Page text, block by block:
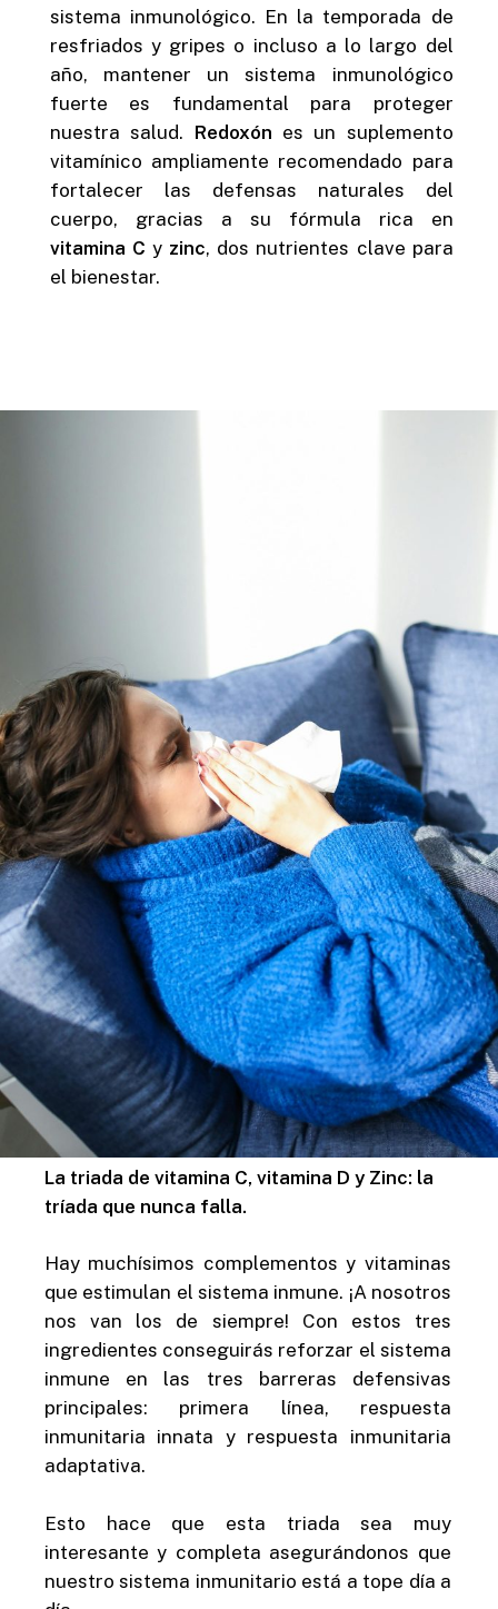
sistema inmunológico. En la temporada de
resfriados y gripes o incluso a lo largo del
año, mantener un sistema inmunológico
fuerte es fundamental para proteger
nuestra salud. Redoxón es un suplemento
vitamínico ampliamente recomendado para
fortalecer las defensas naturales del
cuerpo, gracias a su fórmula rica en
vitamina C y zinc, dos nutrientes clave para
el bienestar.
La triada de vitamina C, vitamina D y Zinc: la
tríada que nunca falla.
Hay muchísimos complementos y vitaminas
que estimulan el sistema inmune. ¡A nosotros
nos van los de siempre! Con estos tres
ingredientes conseguirás reforzar el sistema
inmune en las tres barreras defensivas
principales: primera línea, respuesta
inmunitaria innata y respuesta inmunitaria
adaptativa.
Esto hace que esta triada sea muy
interesante y completa asegurándonos que
nuestro sistema inmunitario está a tope día a